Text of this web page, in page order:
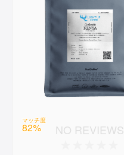
マッチ度
82% NO REVIEWS